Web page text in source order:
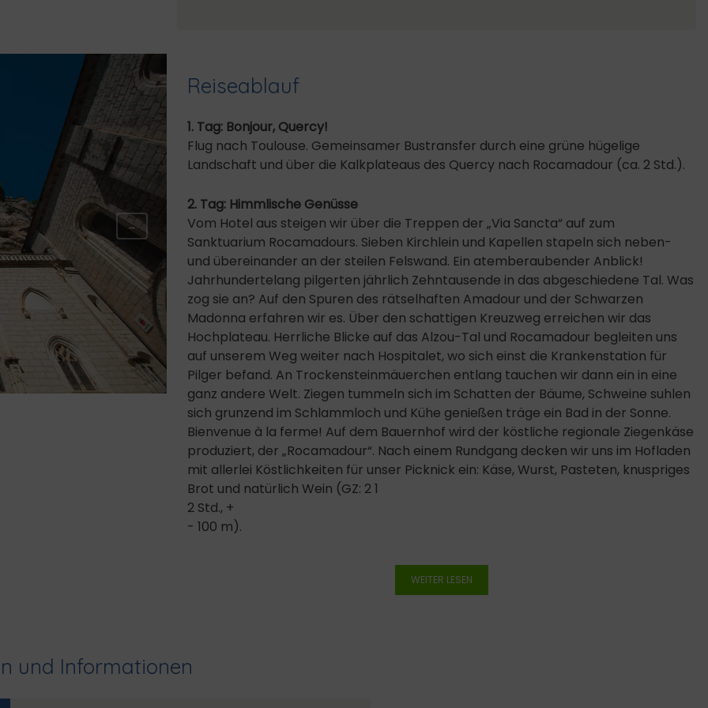
→
Reiseablauf
1. Tag: Bonjour, Quercy!
Flug nach Toulouse. Gemeinsamer Bustransfer durch eine grüne hügelige
Landschaft und über die Kalkplateaus des Quercy nach Rocamadour (ca. 2 Std.).
2. Tag: Himmlische Genüsse
Vom Hotel aus steigen wir über die Treppen der „Via Sancta“ auf zum
Sanktuarium Rocamadours. Sieben Kirchlein und Kapellen stapeln sich neben-
und übereinander an der steilen Felswand. Ein atemberaubender Anblick!
Jahrhundertelang pilgerten jährlich Zehntausende in das abgeschiedene Tal. Was
zog sie an? Auf den Spuren des rätselhaften Amadour und der Schwarzen
Madonna erfahren wir es. Über den schattigen Kreuzweg erreichen wir das
Hochplateau. Herrliche Blicke auf das Alzou-Tal und Rocamadour begleiten uns
auf unserem Weg weiter nach Hospitalet, wo sich einst die Krankenstation für
Pilger befand. An Trockensteinmäuerchen entlang tauchen wir dann ein in eine
ganz andere Welt. Ziegen tummeln sich im Schatten der Bäume, Schweine suhlen
sich grunzend im Schlammloch und Kühe genießen träge ein Bad in der Sonne.
Bienvenue à la ferme! Auf dem Bauernhof wird der köstliche regionale Ziegenkäse
produziert, der „Rocamadour“. Nach einem Rundgang decken wir uns im Hofladen
mit allerlei Köstlichkeiten für unser Picknick ein: Käse, Wurst, Pasteten, knuspriges
Brot und natürlich Wein (GZ: 2 1
2 Std., +
- 100 m).
WEITER LESEN
und Informationen